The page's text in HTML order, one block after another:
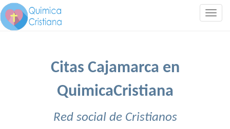
Citas Cajamarca en
QuimicaCristiana
Red social de Cristianos